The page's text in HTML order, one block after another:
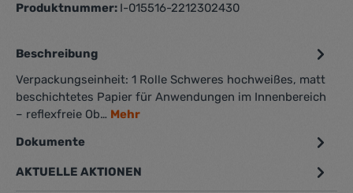
Produktnummer: I-015516-2212302430
Beschreibung
Verpackungseinheit: 1 Rolle Schweres hochweißes, matt
beschichtetes Papier für Anwendungen im Innenbereich
– reflexfreie Ob… Mehr
Dokumente
AKTUELLE AKTIONEN